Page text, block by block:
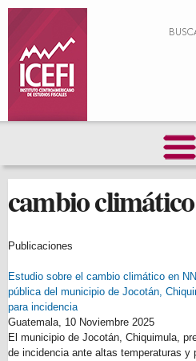
principal
cambio climático
Publicaciones
Estudio sobre el cambio climático en
pública del municipio de Jocotán,
para incidencia
Guatemala, 10 Noviembre 2025
El municipio de Jocotán, Chiquimula,
de incidencia ante altas temperaturas y